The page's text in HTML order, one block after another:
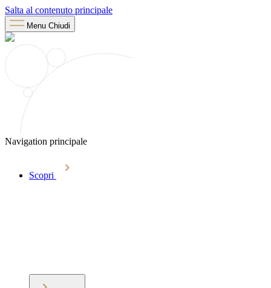
Salta al contenuto principale
Menu Chiudi
Navigation principale
Scopri